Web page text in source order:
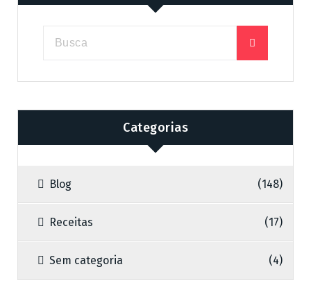
Categorias
Blog (148)
Receitas (17)
Sem categoria (4)